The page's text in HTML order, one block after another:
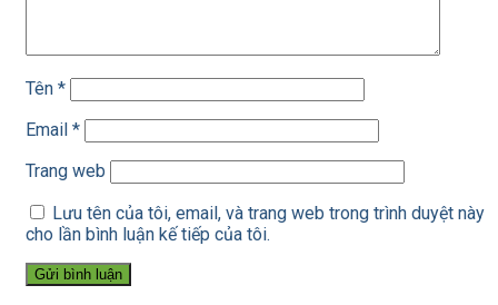
Tên *
Email *
Trang web
Lưu tên của tôi, email, và trang web trong trình duyệt này
cho lần bình luận kế tiếp của tôi.